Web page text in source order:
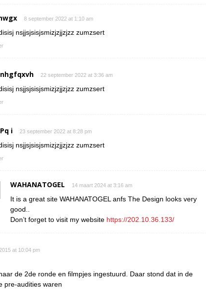
8 september 2022 at 1:10 am
nsjjsjsisjsmizjzjjzjzz zumzsert
22 september 2022 at 3:36 am
nsjjsjsisjsmizjzjjzjzz zumzsert
i 23 september 2022 at 8:28 pm
nsjjsjsisjsmizjzjjzjzz zumzsert
WAHANATOGEL 14 maart 2024 at 3:16 am
It is a great site WAHANATOGEL anfs The Design looks very
good..
Don’t forget to visit my website https://202.10.36.133/
at 10:04 pm
de 2de ronde en filmpjes ingestuurd. Daar stond dat in de
pre-audities waren